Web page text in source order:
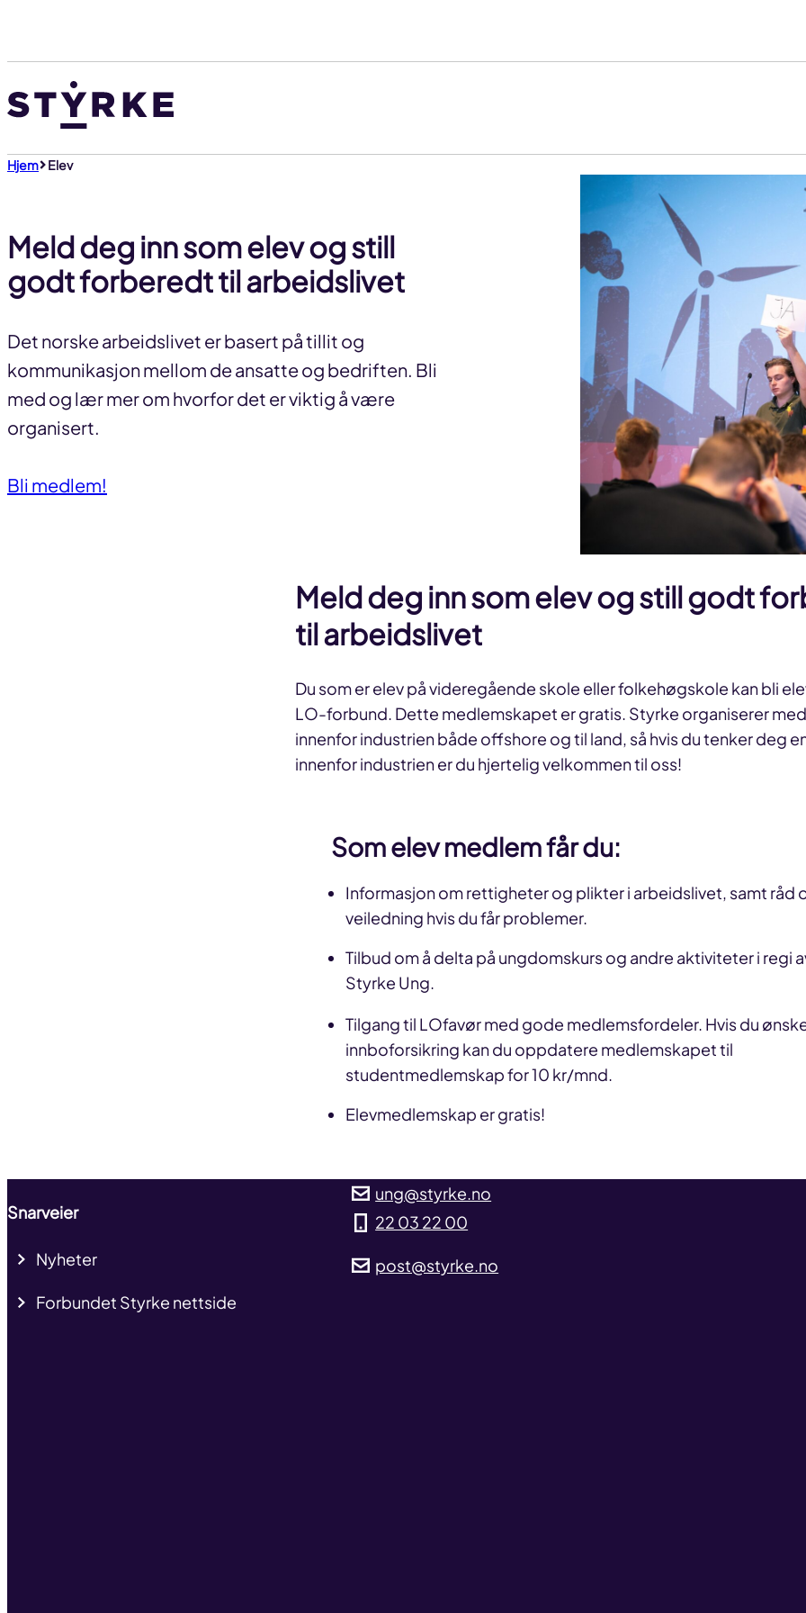
innhold
Hjem Elev
Meld deg inn som elev og still
godt forberedt til arbeidslivet
Det norske arbeidslivet er basert på tillit og
kommunikasjon mellom de ansatte og bedriften. Bli
med og lær mer om hvorfor det er viktig å være
organisert.
Bli medlem!
Meld deg inn som elev og still godt
til arbeidslivet
Du som er elev på videregående skole eller folkehøgskole kan bli
LO-forbund. Dette medlemskapet er gratis. Styrke organiserer
innenfor industrien både offshore og til land, så hvis du tenker deg
innenfor industrien er du hjertelig velkommen til oss!
Som elev medlem får du:
Informasjon om rettigheter og plikter i arbeidslivet, samt råd
veiledning hvis du får problemer.
Tilbud om å delta på ungdomskurs og andre aktiviteter i regi
Styrke Ung.
Tilgang til LOfavør med gode medlemsfordeler. Hvis du
innboforsikring kan du oppdatere medlemskapet til
studentmedlemskap for 10 kr/mnd.
Elevmedlemskap er gratis!
Snarveier
Nyheter
Forbundet Styrke nettside
ung@styrke.no
22 03 22 00
post@styrke.no